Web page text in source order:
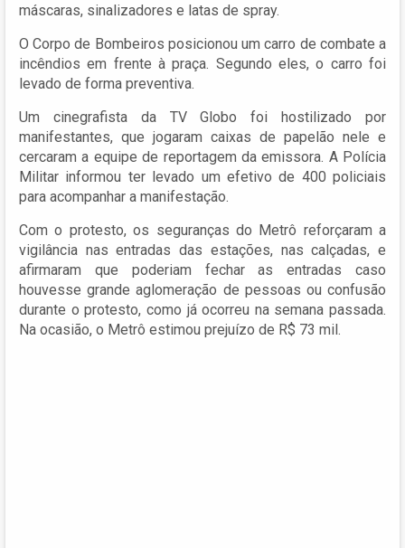
máscaras, sinalizadores e latas de spray.
O Corpo de Bombeiros posicionou um carro de combate a
incêndios em frente à praça. Segundo eles, o carro foi
levado de forma preventiva.
Um cinegrafista da TV Globo foi hostilizado por
manifestantes, que jogaram caixas de papelão nele e
cercaram a equipe de reportagem da emissora. A Polícia
Militar informou ter levado um efetivo de 400 policiais
para acompanhar a manifestação.
Com o protesto, os seguranças do Metrô reforçaram a
vigilância nas entradas das estações, nas calçadas, e
afirmaram que poderiam fechar as entradas caso
houvesse grande aglomeração de pessoas ou confusão
durante o protesto, como já ocorreu na semana passada.
Na ocasião, o Metrô estimou prejuízo de R$ 73 mil.